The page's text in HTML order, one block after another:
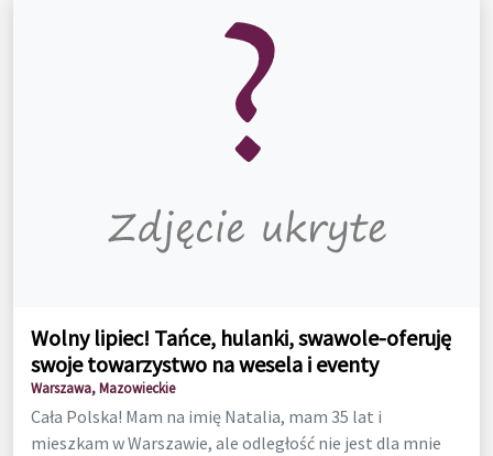
Wolny lipiec! Tańce, hulanki, swawole-oferuję
swoje towarzystwo na wesela i eventy
Warszawa, Mazowieckie
Cała Polska! Mam na imię Natalia, mam 35 lat i
mieszkam w Warszawie, ale odległość nie jest dla mnie